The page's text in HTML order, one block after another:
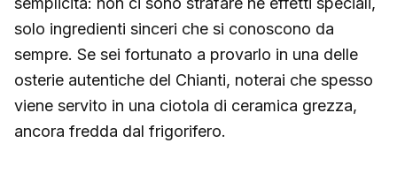
solo ingredienti sinceri che si conoscono da
sempre. Se sei fortunato a provarlo in una delle
osterie autentiche del Chianti, noterai che spesso
viene servito in una ciotola di ceramica grezza,
ancora fredda dal frigorifero.